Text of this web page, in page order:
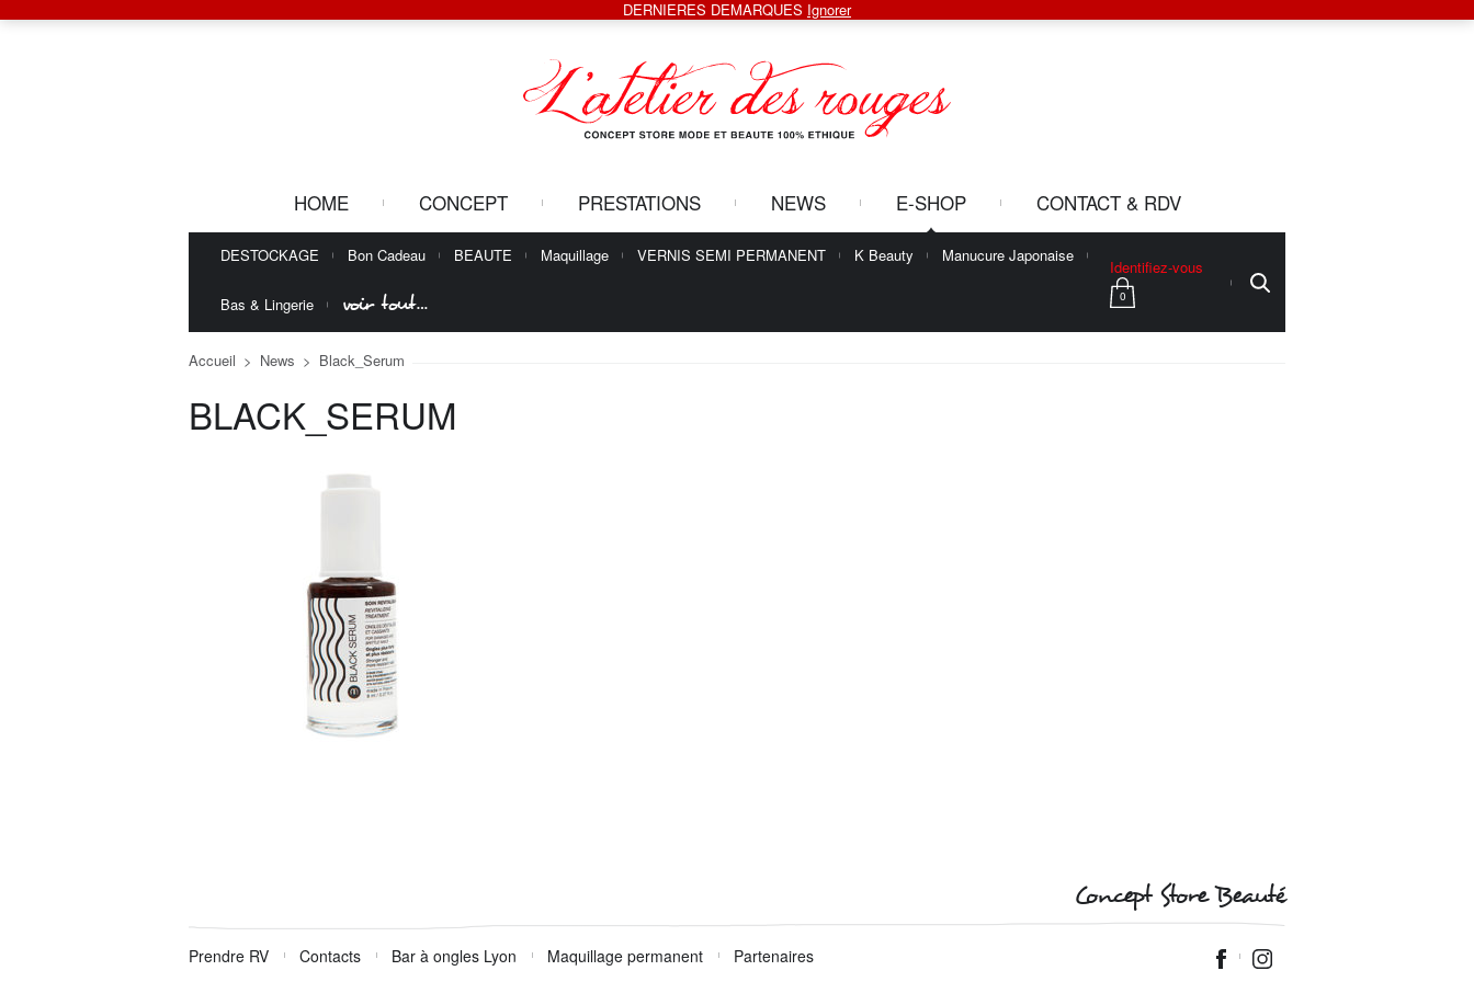
HOME CONCEPT PRESTATIONS NEWS E-SHOP CONTACT & RDV
DESTOCKAGE Bon Cadeau BEAUTE Maquillage VERNIS SEMI PERMANENT K Beauty Manucure Japonaise
Bas & Lingerie voir tout…
Identifiez-vous
0
Accueil > News > Black_Serum
BLACK_SERUM
Concept Store Beauté
Prendre RV Contacts Bar à ongles Lyon Maquillage permanent
Partenaires
DERNIERES DEMARQUES Ignorer